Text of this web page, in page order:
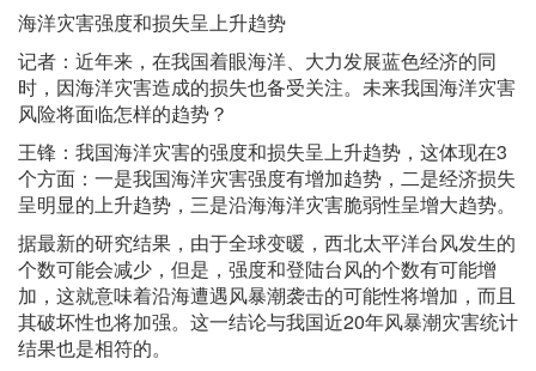
海洋灾害强度和损失呈上升趋势
记者：近年来，在我国着眼海洋、大力发展蓝色经济的同
时，因海洋灾害造成的损失也备受关注。未来我国海洋灾害
风险将面临怎样的趋势？
王锋：我国海洋灾害的强度和损失呈上升趋势，这体现在3
个方面：一是我国海洋灾害强度有增加趋势，二是经济损失
呈明显的上升趋势，三是沿海海洋灾害脆弱性呈增大趋势。
据最新的研究结果，由于全球变暖，西北太平洋台风发生的
个数可能会减少，但是，强度和登陆台风的个数有可能增
加，这就意味着沿海遭遇风暴潮袭击的可能性将增加，而且
其破坏性也将加强。这一结论与我国近20年风暴潮灾害统计
结果也是相符的。